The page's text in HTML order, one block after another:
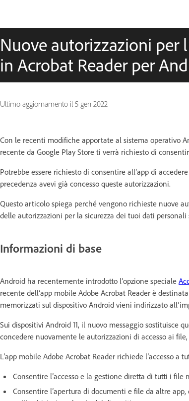
Nuove autorizzazioni per
in Acrobat Reader per
Ultimo aggiornamento il 5 gen 2022
Con le recenti modifiche apportate al sistema operativo
recente da Google Play Store ti verrà richiesto di
Potrebbe essere richiesto di consentire all’app di
precedenza avevi già concesso queste autorizzazioni.
Questo articolo spiega perché vengono richieste nuove
delle autorizzazioni per la sicurezza dei tuoi dati
Informazioni di base
Android ha recentemente introdotto l’opzione speciale
recente dell’app mobile Adobe Acrobat Reader è
memorizzati sul dispositivo Android vieni indirizzato
Sui dispositivi Android 11, il nuovo messaggio sostituisce
concedere nuovamente le autorizzazioni di accesso ai
L’app mobile Adobe Acrobat Reader richiede l’accesso
Consentire l’accesso e la gestione diretta di tutti i file
Consentire l’apertura di documenti e file da altre